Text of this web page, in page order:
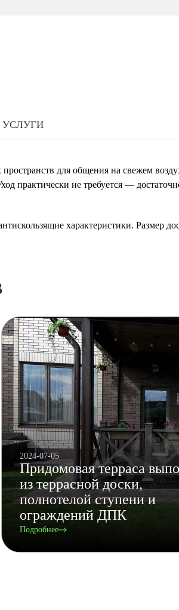
УСЛУГИ
для общения на свежем
практически не требуется —
характеристики. Размер
2024-07-05
Придомовая терраса
из террасной доски,
полнотелой ступени и
ограждений ДПК
Подробнее